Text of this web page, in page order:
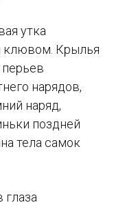
утка
клювом. Крылья
нарядов,
наряд,
поздней
тела самок
глаза